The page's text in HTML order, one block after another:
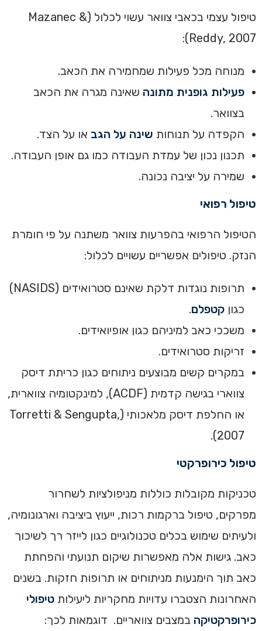
טיפול עצמי בכאבי צוואר עשוי לכלול (Mazanec &
Reddy, 2007):
מנוחה מכל פעילות שמחמירה את הכאב.
פעילות גופנית מתונה שאינה מגרה את הכאב
בצוואר.
הקפדה על תנוחות שינה על הגב או על הצד.
תכנון נכון של עמדת העבודה כמו גם אופן העבודה.
שמירה על יציבה נכונה.
‏‏טיפול רפואי‏
‏הטיפול הרפואי בהפרעות צוואר משתנה על פי חומרת
הנזק. טיפולים אפשריים עשויים לכלול:
תרופות נוגדות דלקת שאינם סטרואידים (NASIDS)
כגון קטפלם.
משככי כאב למיניהם כגון אופיואידים.
זריקות סטרואידים.
במקרים קשים מבוצעים ניתוחים כגון כריתת דיסק
צווארי בגישה קדמית (ACDF), למינקטומיה צווארית,
או החלפת דיסק מלאכותי (Torretti & Sengupta,
2007).
‏טיפול כירופרקטי
טכניקות מקובלות כוללות מניפולציות לשחרור
מפרקים, טיפול ברקמות רכות, ייעוץ ביציבה וארגונומיה,
ולעיתים שימוש בכלים טכנולוגיים כגון לייזר רך לשיכוך
כאב. גישות אלה מאפשרות שיקום תנועתי והפחתת
כאב תוך הימנעות מניתוחים או תרופות חזקות. בשנים
האחרונות הצטברו עדויות מחקריות ליעילות טיפולי
כירופרקטיקה במצבים צוואריים. דוגמאות לכך: